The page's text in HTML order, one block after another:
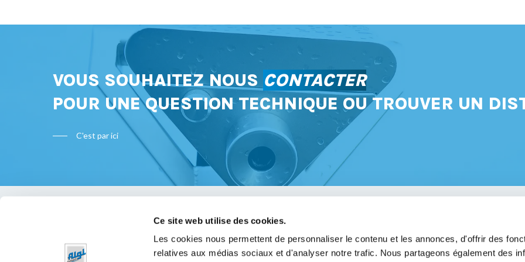
Ce site web utilise des cookies.
Les cookies nous permettent de personnaliser le contenu et les annonces, d'offrir des
relatives aux médias sociaux et d'analyser notre trafic. Nous partageons également des
VOUS SOUHAITEZ NOUS CONTACTER
POUR UNE QUESTION TECHNIQUE OU TROUVER UN
C'est par ici
Bon à savoir